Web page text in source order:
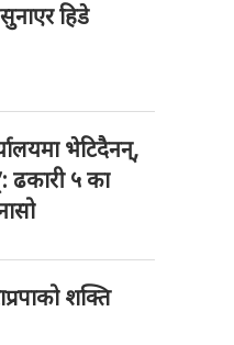
हिडे
भेटिदैनन्,
ढकारी ५ का
शक्ति